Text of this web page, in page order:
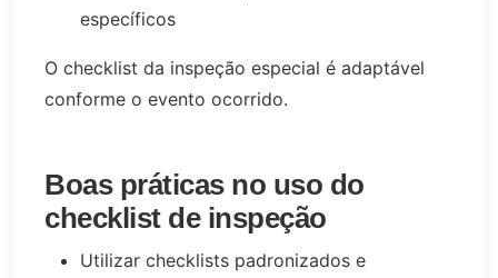
específicos
O checklist da inspeção especial é adaptável
conforme o evento ocorrido.
Boas práticas no uso do
checklist de inspeção
Utilizar checklists padronizados e